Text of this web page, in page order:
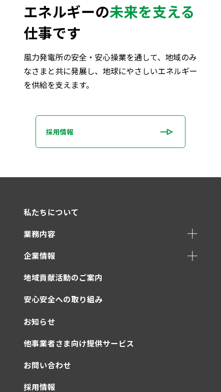
エネルギーの未来を支える
仕事です
風力発電所の安全・安心操業を通して、地域のみ
なさまと共に発展し、地球にやさしいエネルギー
を供給を支えます。
採用情報
私たちについて
業務内容
企業情報
地域貢献活動のご案内
安心安全への取り組み
お知らせ
他事業者さま向け提供サービス
お問い合わせ
採用情報